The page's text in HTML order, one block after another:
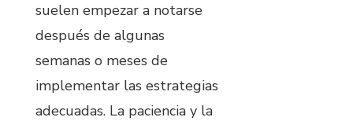
suelen empezar a notarse
después de algunas
semanas o meses de
implementar las estrategias
adecuadas. La paciencia y la